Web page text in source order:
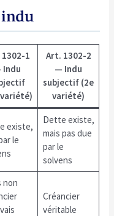
1
Art. 1302-2
— Indu
subjectif (2e
variété)
existe,
le
Dette existe,
mais pas due
par le
solvens
non
Créancier
véritable